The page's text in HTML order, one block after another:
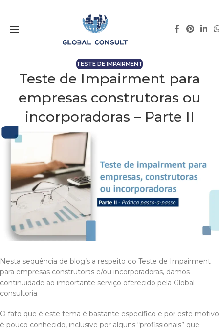
TESTE DE IMPAIRMENT
Teste de Impairment para
empresas construtoras ou
incorporadoras – Parte II
Nesta sequência de blog’s a respeito do Teste de Impairment
para empresas construtoras e/ou incorporadoras, damos
continuidade ao importante serviço oferecido pela Global
consultoria.
O fato que é este tema é bastante específico e por este motivo
é pouco conhecido, inclusive por alguns “profissionais” que